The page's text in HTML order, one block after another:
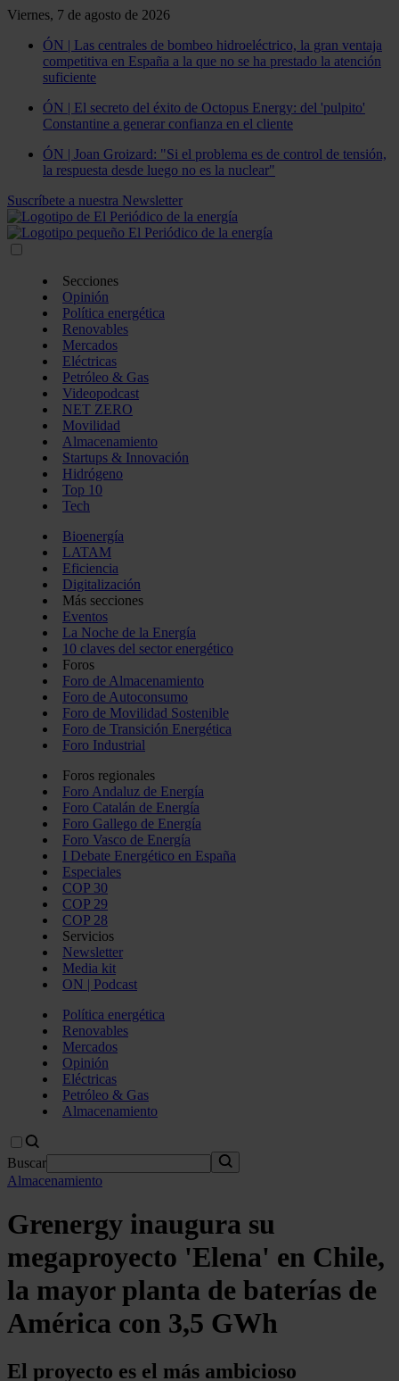
Viernes, 7 de agosto de 2026
ÓN | Las centrales de bombeo hidroeléctrico, la gran ventaja
competitiva en España a la que no se ha prestado la atención
suficiente
ÓN | El secreto del éxito de Octopus Energy: del 'pulpito'
Constantine a generar confianza en el cliente
ÓN | Joan Groizard: "Si el problema es de control de tensión,
la respuesta desde luego no es la nuclear"
Suscríbete a nuestra Newsletter
Secciones
Opinión
Política energética
Renovables
Mercados
Eléctricas
Petróleo & Gas
Videopodcast
NET ZERO
Movilidad
Almacenamiento
Startups & Innovación
Hidrógeno
Top 10
Tech
Bioenergía
LATAM
Eficiencia
Digitalización
Más secciones
Eventos
La Noche de la Energía
10 claves del sector energético
Foros
Foro de Almacenamiento
Foro de Autoconsumo
Foro de Movilidad Sostenible
Foro de Transición Energética
Foro Industrial
Foros regionales
Foro Andaluz de Energía
Foro Catalán de Energía
Foro Gallego de Energía
Foro Vasco de Energía
I Debate Energético en España
Especiales
COP 30
COP 29
COP 28
Servicios
Newsletter
Media kit
ON | Podcast
Política energética
Renovables
Mercados
Opinión
Eléctricas
Petróleo & Gas
Almacenamiento
Buscar
Almacenamiento
Grenergy inaugura su
megaproyecto 'Elena' en Chile,
la mayor planta de baterías de
América con 3,5 GWh
El proyecto es el más ambicioso